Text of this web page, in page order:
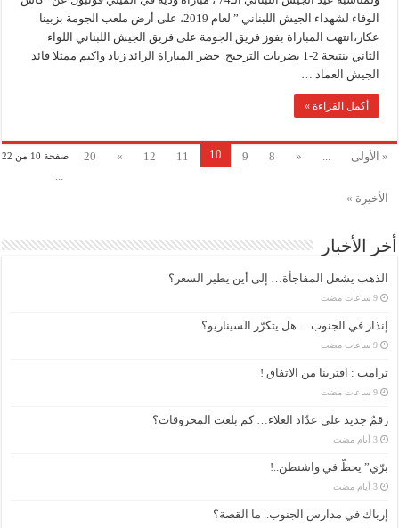
الوفاء لشهداء الجيش اللبناني ” لعام 2019، على أرض ملعب الجومة بزبينا
عكار،انتهت المباراة بفوز فريق الجومة على فريق الجيش اللبناني اللواء
الثاني بنتيجة 2-1 بضربات الترجيح. حضر المباراة الرائد زياد واكيم ممثلا قائد
الجيش العماد …
أكمل القراءة »
صفحة 10 من 22 « الأولى ...
«
8
9
10
11
12
»
20
...
الأخيرة »
أخر الأخبار
الذهب يشعل المفاجأة… إلى أين يطير السعر؟
‏9 ساعات مضت
إنذار في الجنوب… هل يتكرّر السيناريو؟
‏9 ساعات مضت
ترامب : اقتربنا من الاتفاق !
‏9 ساعات مضت
رقمٌ جديد على عدّاد الغلاء… كم بلغت المحروقات؟
‏3 أيام مضت
برّي” يحطّ في واشنطن..!
‏3 أيام مضت
إرباك في مدارس الجنوب.. ما القصة؟